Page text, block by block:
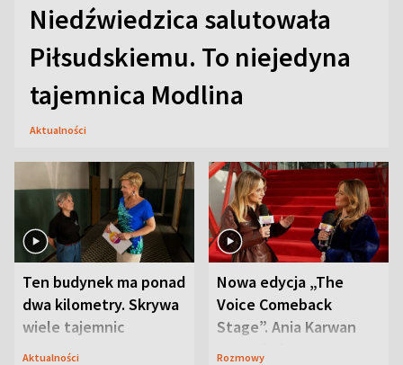
Niedźwiedzica salutowała
Piłsudskiemu. To niejedyna
tajemnica Modlina
Aktualności
Ten budynek ma ponad
dwa kilometry. Skrywa
wiele tajemnic
Aktualności
Nowa edycja „The
Voice Comeback
Stage”. Ania Karwan
zapowiada
Rozmowy